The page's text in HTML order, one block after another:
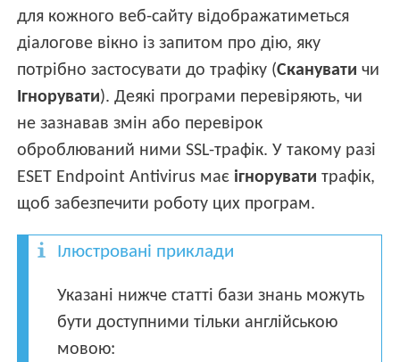
для кожного веб-сайту відображатиметься
діалогове вікно із запитом про дію, яку
потрібно застосувати до трафіку (Сканувати чи
Ігнорувати). Деякі програми перевіряють, чи
не зазнавав змін або перевірок
оброблюваний ними SSL-трафік. У такому разі
ESET Endpoint Antivirus має ігнорувати трафік,
щоб забезпечити роботу цих програм.
Ілюстровані приклади
Указані нижче статті бази знань можуть
бути доступними тільки англійською
мовою: